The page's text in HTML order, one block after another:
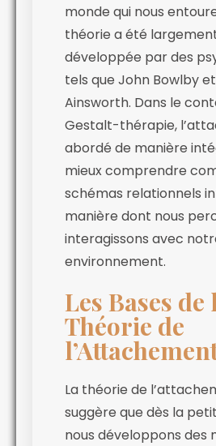
monde qui nous
théorie a été
développée par des
tels que John Bowlby
Ainsworth. Dans le
Gestalt-thérapie,
abordé de manière
mieux comprendre
schémas relationnels
manière dont nous
interagissons avec
environnement.
Les Bases de
Théorie de
La théorie de
suggère que dès la
nous développons des